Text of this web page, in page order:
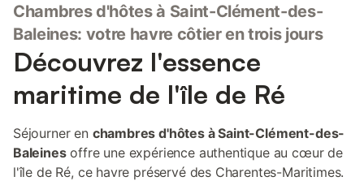
Chambres d'hôtes à Saint-Clément-des-
Baleines: votre havre côtier en trois jours
Découvrez l'essence
maritime de l'île de Ré
Séjourner en chambres d'hôtes à Saint-Clément-des-
Baleinesoffre une expérience authentique au cœur de
l'île de Ré, ce havre préservé des Charentes-Maritimes.